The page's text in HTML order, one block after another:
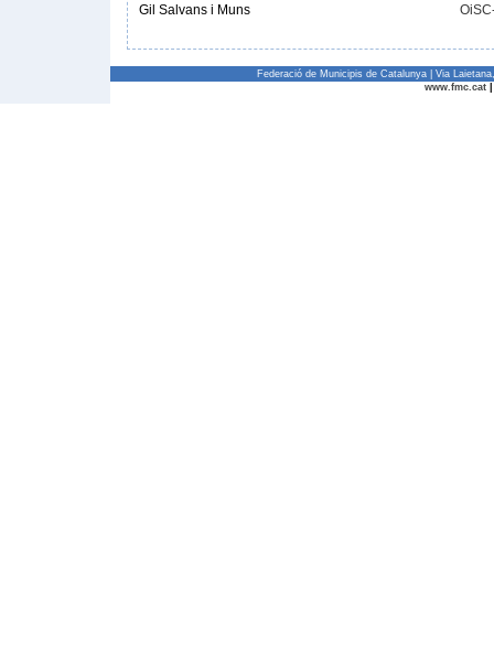
Gil Salvans i Muns
Federació de Municipis de Catalunya | Via
www.fmc.cat